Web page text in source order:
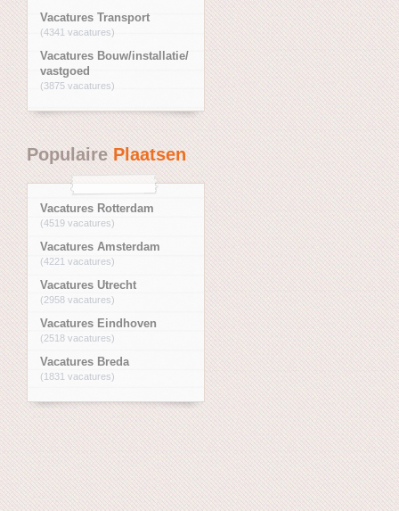
Vacatures Transport
(4341 vacatures)
Vacatures Bouw/installatie/
vastgoed
(3875 vacatures)
PopulairePlaatsen
Vacatures Rotterdam
(4519 vacatures)
Vacatures Amsterdam
(4221 vacatures)
Vacatures Utrecht
(2958 vacatures)
Vacatures Eindhoven
(2518 vacatures)
Vacatures Breda
(1831 vacatures)